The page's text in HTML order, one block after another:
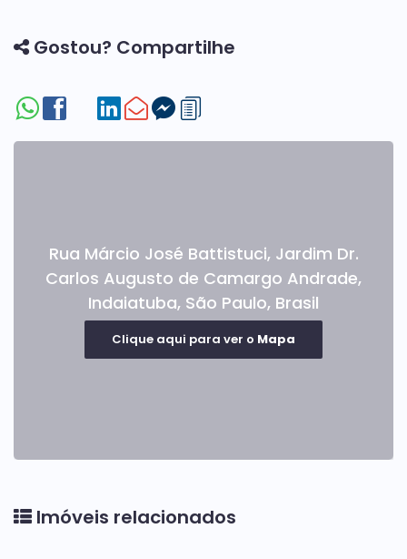
Gostou? Compartilhe
Rua Márcio José Battistuci, Jardim Dr.
Carlos Augusto de Camargo Andrade,
Indaiatuba, São Paulo, Brasil
Clique aqui para ver o Mapa
Imóveis relacionados